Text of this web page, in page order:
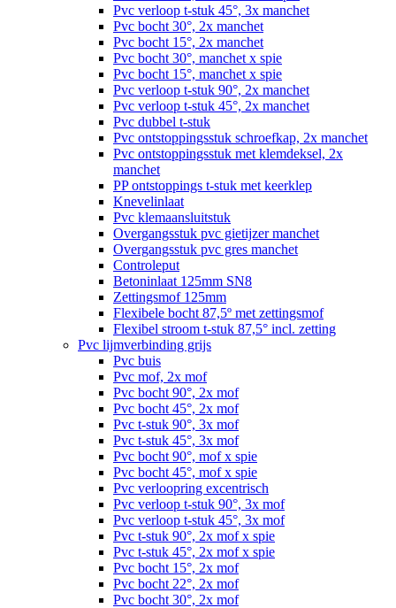
Pvc verloop t-stuk 45°, 3x manchet
Pvc bocht 30°, 2x manchet
Pvc bocht 15°, 2x manchet
Pvc bocht 30°, manchet x spie
Pvc bocht 15°, manchet x spie
Pvc verloop t-stuk 90°, 2x manchet
Pvc verloop t-stuk 45°, 2x manchet
Pvc dubbel t-stuk
Pvc ontstoppingsstuk schroefkap, 2x manchet
Pvc ontstoppingsstuk met klemdeksel, 2x
manchet
PP ontstoppings t-stuk met keerklep
Knevelinlaat
Pvc klemaansluitstuk
Overgangsstuk pvc gietijzer manchet
Overgangsstuk pvc gres manchet
Controleput
Betoninlaat 125mm SN8
Zettingsmof 125mm
Flexibele bocht 87,5º met zettingsmof
Flexibel stroom t-stuk 87,5° incl. zetting
Pvc lijmverbinding grijs
Pvc buis
Pvc mof, 2x mof
Pvc bocht 90°, 2x mof
Pvc bocht 45°, 2x mof
Pvc t-stuk 90°, 3x mof
Pvc t-stuk 45°, 3x mof
Pvc bocht 90°, mof x spie
Pvc bocht 45°, mof x spie
Pvc verloopring excentrisch
Pvc verloop t-stuk 90°, 3x mof
Pvc verloop t-stuk 45°, 3x mof
Pvc t-stuk 90°, 2x mof x spie
Pvc t-stuk 45°, 2x mof x spie
Pvc bocht 15°, 2x mof
Pvc bocht 22°, 2x mof
Pvc bocht 30°, 2x mof